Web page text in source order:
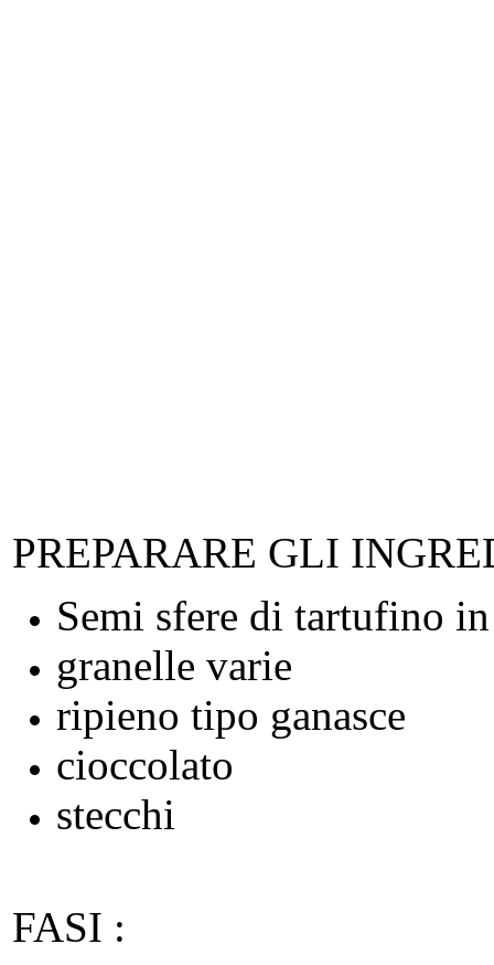
PREPARARE GLI
Semi sfere di tartufino
granelle varie
ripieno tipo ganasce
cioccolato
stecchi
FASI :